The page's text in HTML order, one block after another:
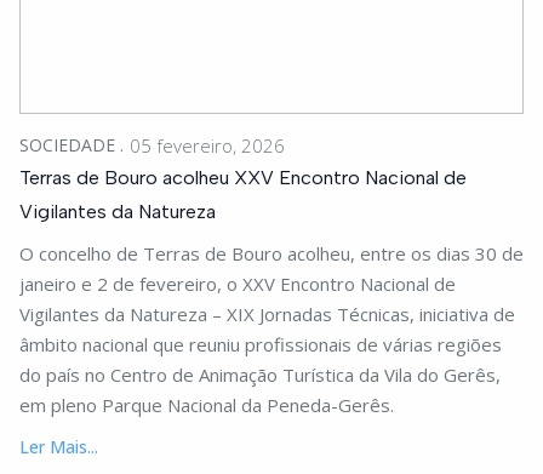
SOCIEDADE 05 fevereiro, 2026
Terras de Bouro acolheu XXV Encontro Nacional de
Vigilantes da Natureza
O concelho de Terras de Bouro acolheu, entre os dias 30 de
janeiro e 2 de fevereiro, o XXV Encontro Nacional de
Vigilantes da Natureza – XIX Jornadas Técnicas, iniciativa de
âmbito nacional que reuniu profissionais de várias regiões
do país no Centro de Animação Turística da Vila do Gerês,
em pleno Parque Nacional da Peneda-Gerês.
Ler Mais...